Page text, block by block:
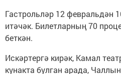
Гастрольләр 12 февральдән
итәчәк. Билетларның 70
беткән.
Искәртергә кирәк, Камал
кунакта булган арада,